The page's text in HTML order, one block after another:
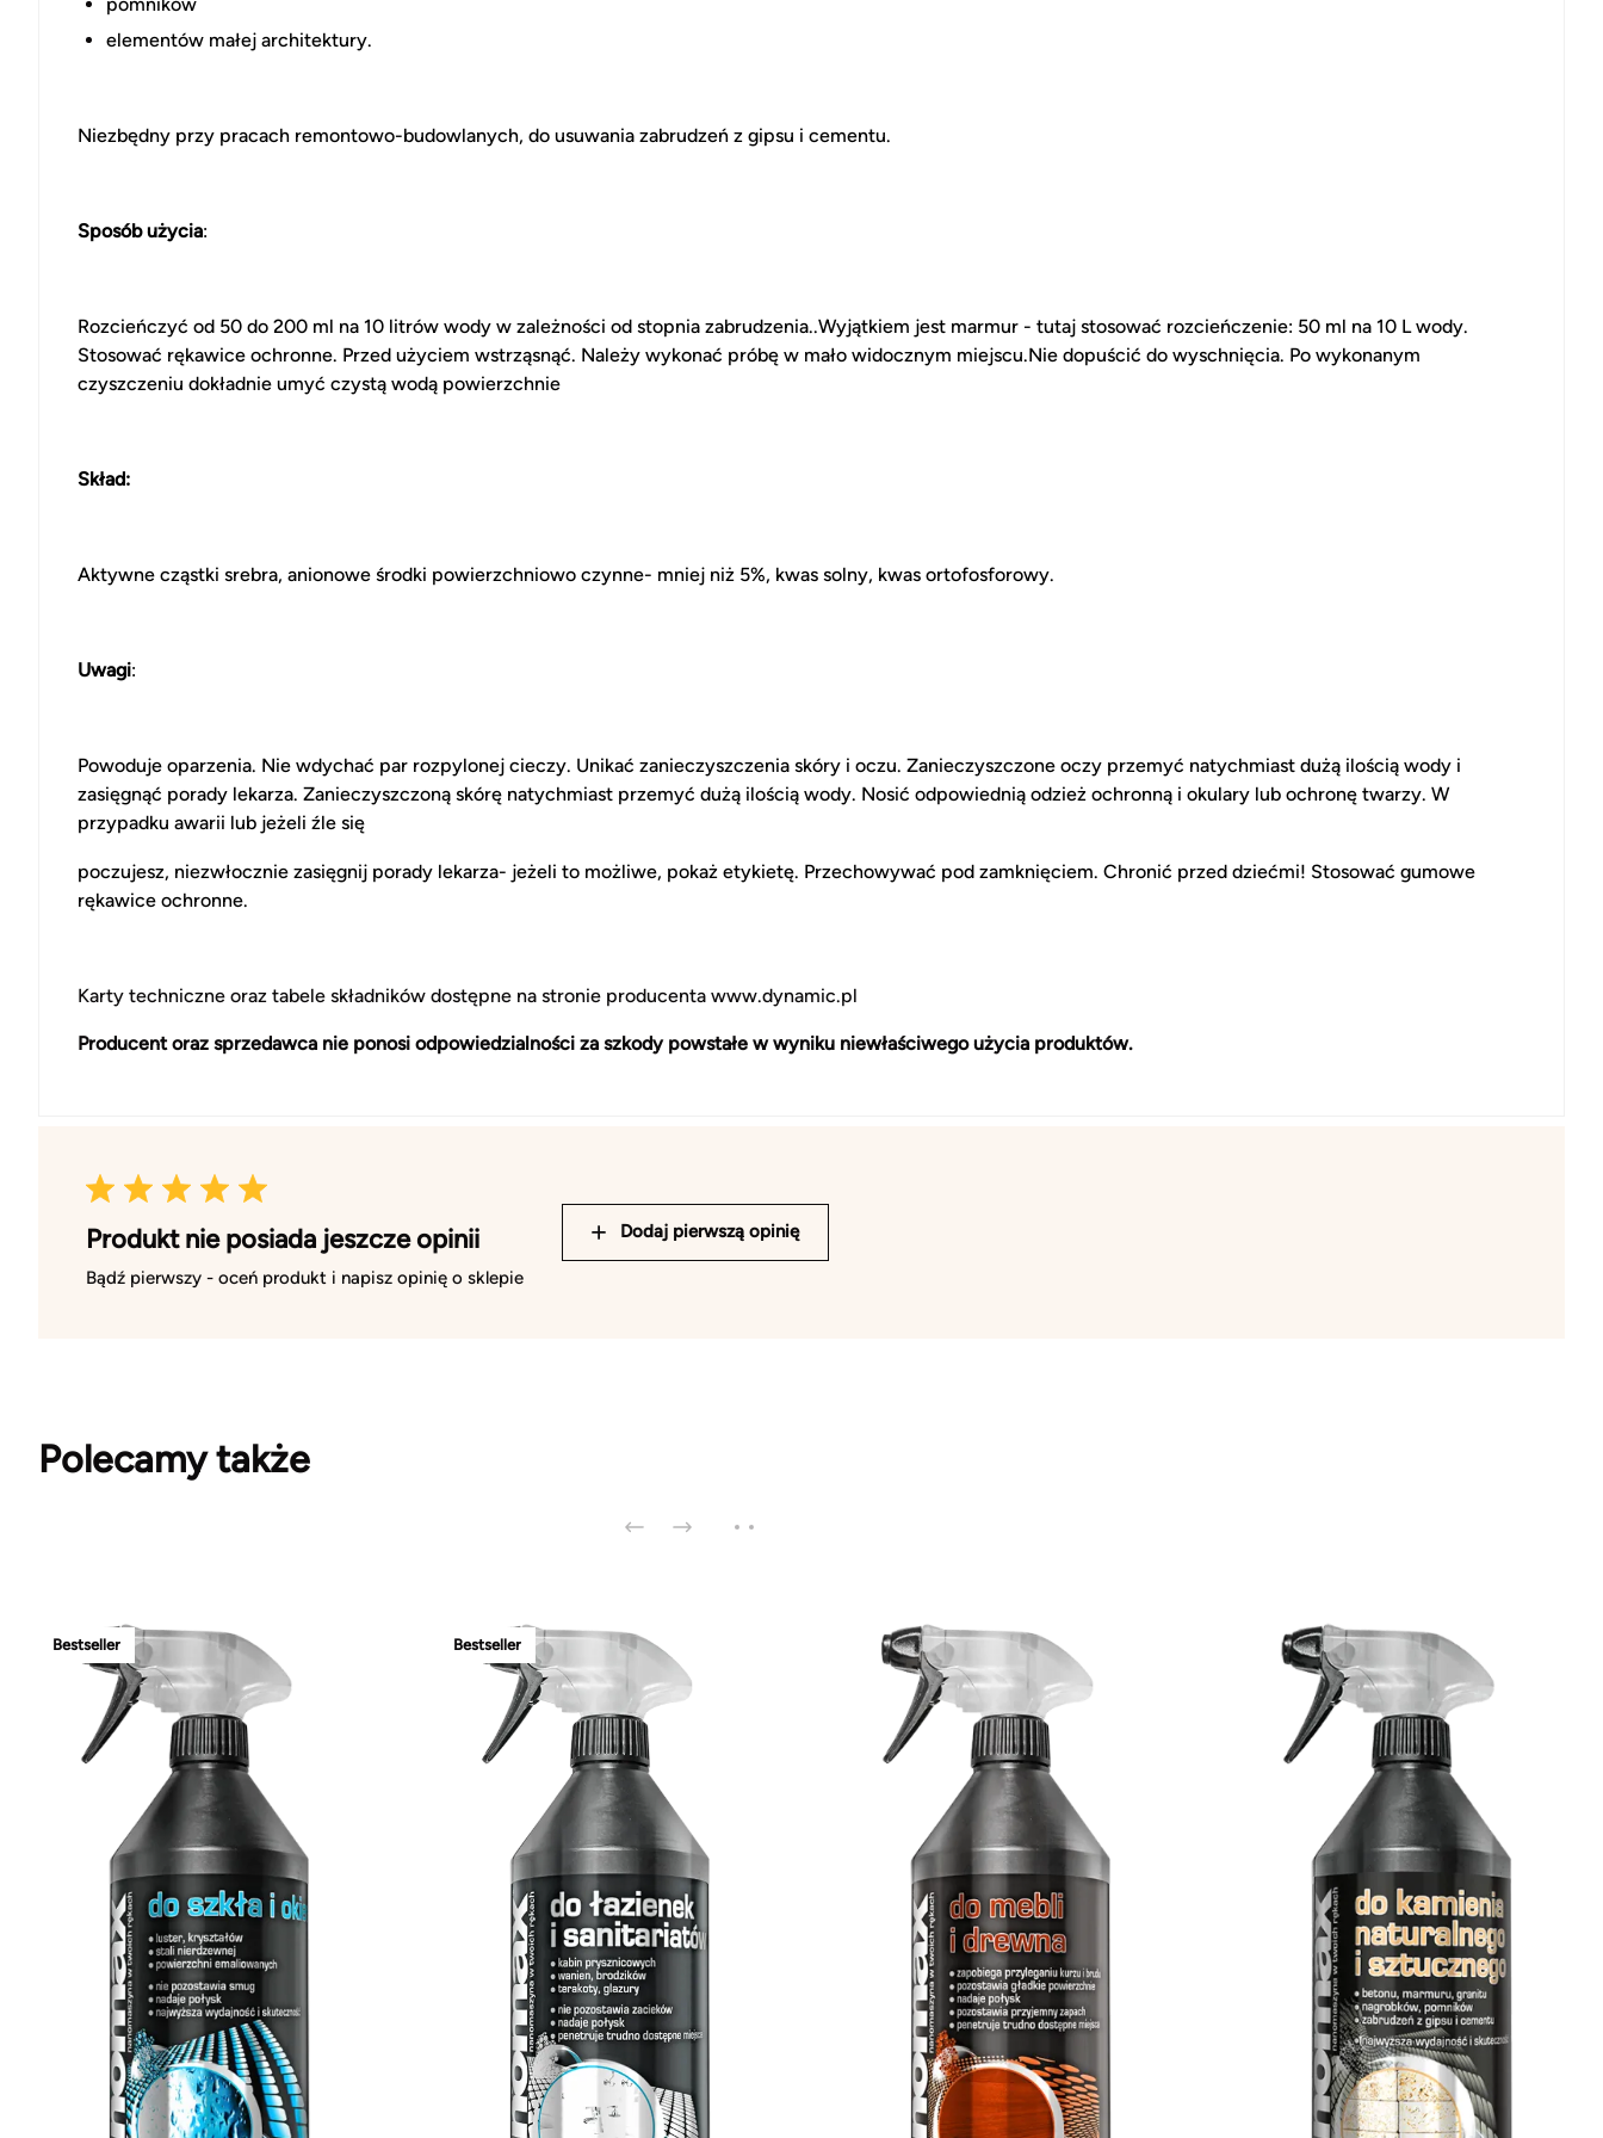
elementów małej architektury.
Niezbędny przy pracach remontowo-budowlanych, do usuwania zabrudzeń z gipsu i cementu.
Sposób użycia:
Rozcieńczyć od 50 do 200 ml na 10 litrów wody w zależności od stopnia zabrudzenia..Wyjątkiem jest marmur - tutaj stosować rozcieńczenie: 50 ml na 10 L wody.
Stosować rękawice ochronne. Przed użyciem wstrząsnąć. Należy wykonać próbę w mało widocznym miejscu.Nie dopuścić do wyschnięcia. Po wykonanym
czyszczeniu dokładnie umyć czystą wodą powierzchnie
Skład:
Aktywne cząstki srebra, anionowe środki powierzchniowo czynne- mniej niż 5%, kwas solny, kwas ortofosforowy.
Uwagi:
Powoduje oparzenia. Nie wdychać par rozpylonej cieczy. Unikać zanieczyszczenia skóry i oczu. Zanieczyszczone oczy przemyć natychmiast dużą ilością wody i
zasięgnąć porady lekarza. Zanieczyszczoną skórę natychmiast przemyć dużą ilością wody. Nosić odpowiednią odzież ochronną i okulary lub ochronę twarzy. W
przypadku awarii lub jeżeli źle się
poczujesz, niezwłocznie zasięgnij porady lekarza- jeżeli to możliwe, pokaż etykietę. Przechowywać pod zamknięciem. Chronić przed dziećmi! Stosować gumowe
rękawice ochronne.
Karty techniczne oraz tabele składników dostępne na stronie producenta www.dynamic.pl
Producent oraz sprzedawca nie ponosi odpowiedzialności za szkody powstałe w wyniku niewłaściwego użycia produktów.
Produkt nie posiada jeszcze opinii
Bądź pierwszy - oceń produkt i napisz opinię o sklepie
Dodaj pierwszą opinię
Polecamy także
Bestseller Bestseller